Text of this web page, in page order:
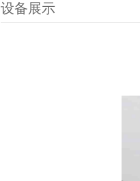
设备展示